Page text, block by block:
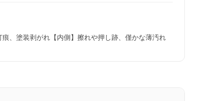
、塗装剥がれ【内側】擦れや押し跡、僅かな薄汚れ